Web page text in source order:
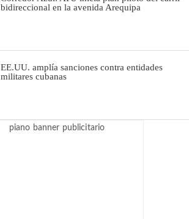
bidireccional en la avenida Arequipa
EE.UU. amplía sanciones contra entidades
militares cubanas